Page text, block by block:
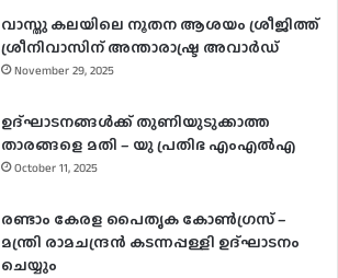
വാസ്തു കലയിലെ നൂതന ആശയം ശ്രീജിത്ത്
ശ്രീനിവാസിന് അന്താരാഷ്ട്ര അവാർഡ്
November 29, 2025
ഉദ്ഘാടനങ്ങള്‍ക്ക് തുണിയുടുക്കാത്ത
താരങ്ങളെ മതി – യു പ്രതിഭ എംഎല്‍എ
October 11, 2025
രണ്ടാം കേരള പൈതൃക കോൺഗ്രസ് –
മന്ത്രി രാമചന്ദ്രൻ കടന്നപ്പള്ളി ഉദ്ഘാടനം
ചെയ്യും